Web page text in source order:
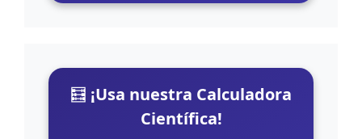
🧮 ¡Usa nuestra Calculadora
Científica!